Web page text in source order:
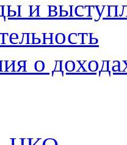
и
о